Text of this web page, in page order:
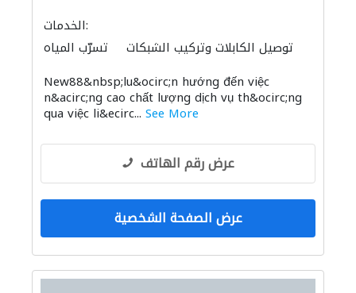
الخدمات:
تسرّب المياه
توصيل الكابلات وتركيب الشبكات
New88&nbsp;lu&ocirc;n hướng đến việc
n&acirc;ng cao chất lượng dịch vụ th&ocirc;ng
qua việc li&ecirc... See More
عرض رقم الهاتف
عرض الصفحة الشخصية